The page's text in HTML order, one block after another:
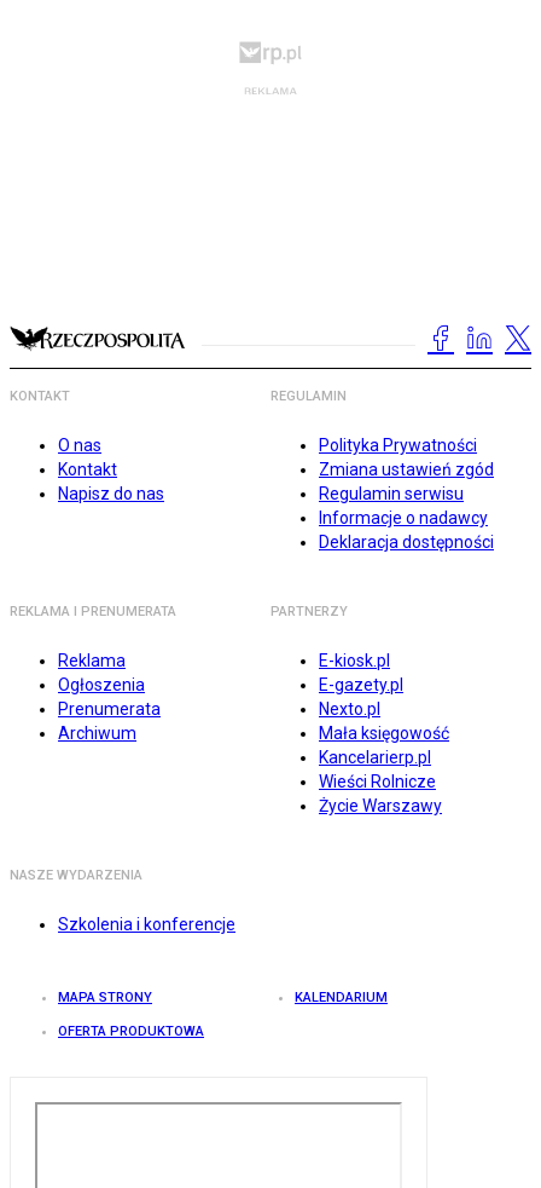
KONTAKT
O nas
Kontakt
Napisz do nas
REGULAMIN
Polityka Prywatności
Zmiana ustawień zgód
Regulamin serwisu
Informacje o nadawcy
Deklaracja dostępności
REKLAMA I PRENUMERATA
Reklama
Ogłoszenia
Prenumerata
Archiwum
PARTNERZY
E-kiosk.pl
E-gazety.pl
Nexto.pl
Mała księgowość
Kancelarierp.pl
Wieści Rolnicze
Życie Warszawy
NASZE WYDARZENIA
Szkolenia i konferencje
MAPA STRONY KALENDARIUM
OFERTA PRODUKTOWA